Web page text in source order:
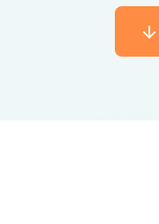
arrow_downward